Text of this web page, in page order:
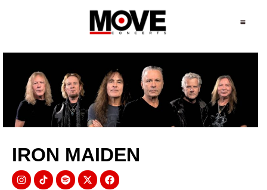
IRON MAIDEN